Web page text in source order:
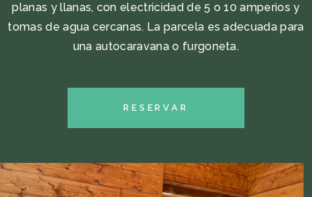
planas y llanas, con electricidad de 5 o 10 amperios y
tomas de agua cercanas. La parcela es adecuada para
una autocaravana o furgoneta.
RESERVAR